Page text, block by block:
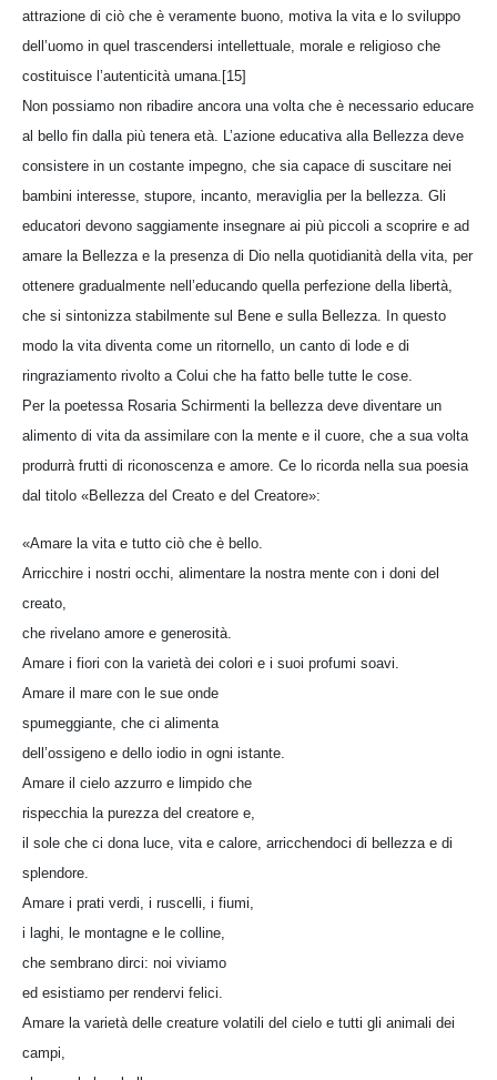
attrazione di ciò che è veramente buono, motiva la vita e lo sviluppo
dell’uomo in quel trascendersi intellettuale, morale e religioso che
costituisce l’autenticità umana.[15]
Non possiamo non ribadire ancora una volta che è necessario educare
al bello fin dalla più tenera età. L’azione educativa alla Bellezza deve
consistere in un costante impegno, che sia capace di suscitare nei
bambini interesse, stupore, incanto, meraviglia per la bellezza. Gli
educatori devono saggiamente insegnare ai più piccoli a scoprire e ad
amare la Bellezza e la presenza di Dio nella quotidianità della vita, per
ottenere gradualmente nell’educando quella perfezione della libertà,
che si sintonizza stabilmente sul Bene e sulla Bellezza. In questo
modo la vita diventa come un ritornello, un canto di lode e di
ringraziamento rivolto a Colui che ha fatto belle tutte le cose.
Per la poetessa Rosaria Schirmenti la bellezza deve diventare un
alimento di vita da assimilare con la mente e il cuore, che a sua volta
produrrà frutti di riconoscenza e amore. Ce lo ricorda nella sua poesia
dal titolo «Bellezza del Creato e del Creatore»:
«Amare la vita e tutto ciò che è bello.
Arricchire i nostri occhi, alimentare la nostra mente con i doni del
creato,
che rivelano amore e generosità.
Amare i fiori con la varietà dei colori e i suoi profumi soavi.
Amare il mare con le sue onde
spumeggiante, che ci alimenta
dell’ossigeno e dello iodio in ogni istante.
Amare il cielo azzurro e limpido che
rispecchia la purezza del creatore e,
il sole che ci dona luce, vita e calore, arricchendoci di bellezza e di
splendore.
Amare i prati verdi, i ruscelli, i fiumi,
i laghi, le montagne e le colline,
che sembrano dirci: noi viviamo
ed esistiamo per rendervi felici.
Amare la varietà delle creature volatili del cielo e tutti gli animali dei
campi,